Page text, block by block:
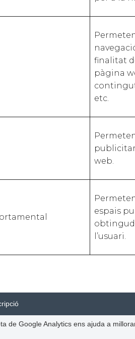
finalitat
pàgina
etc.
web.
espais
l’usuari.
de Google Analytics ens ajuda a